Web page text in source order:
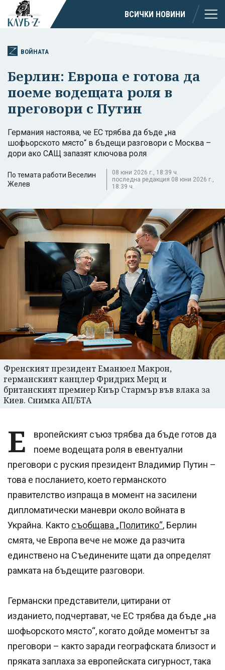
ВСИЧКИ НОВИНИ
ВОЙНАТА
Берлин: Европа е готова да
поеме водещата роля в
преговори с Путин
Германия настоява, че ЕС трябва да бъде „на
шофьорското място“ в бъдещи разговори с Москва –
дори ако САЩ запазят ключова роля
По темата работи Веселин
Желев
08 юни 2026 г., 18:39 ч.
последна редакция 08 юни 2026 г.,
18:39 ч.
Френският президент Еманюел Макрон,
германският канцлер Фридрих Мерц и
британският премиер Киър Стармър във влака за
Киев. Снимка АП/БТА
Е
вропейският съюз трябва да бъде готов да
поеме водещата роля в евентуални
преговори с руския президент Владимир Путин –
това е посланието, което германското
правителство изпраща в момент на засилени
дипломатически маневри около войната в
Украйна. Както съобщава „Политико“, Берлин
смята, че Европа вече не може да разчита
единствено на Съединените щати да определят
рамката на бъдещите разговори.
Германски представители, цитирани от
изданието, подчертават, че ЕС трябва да бъде „на
шофьорското място“, когато дойде моментът за
преговори – както заради географската близост и
пряката заплаха за европейската сигурност, така